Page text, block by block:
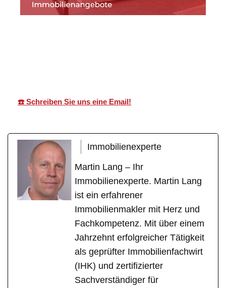
☎️ Schreiben Sie uns eine Email!
Immobilienexperte
Martin Lang – Ihr
Immobilienexperte. Martin Lang
ist ein erfahrener
Immobilienmakler mit Herz und
Fachkompetenz. Mit über einem
Jahrzehnt erfolgreicher Tätigkeit
als geprüfter Immobilienfachwirt
(IHK) und zertifizierter
Sachverständiger für